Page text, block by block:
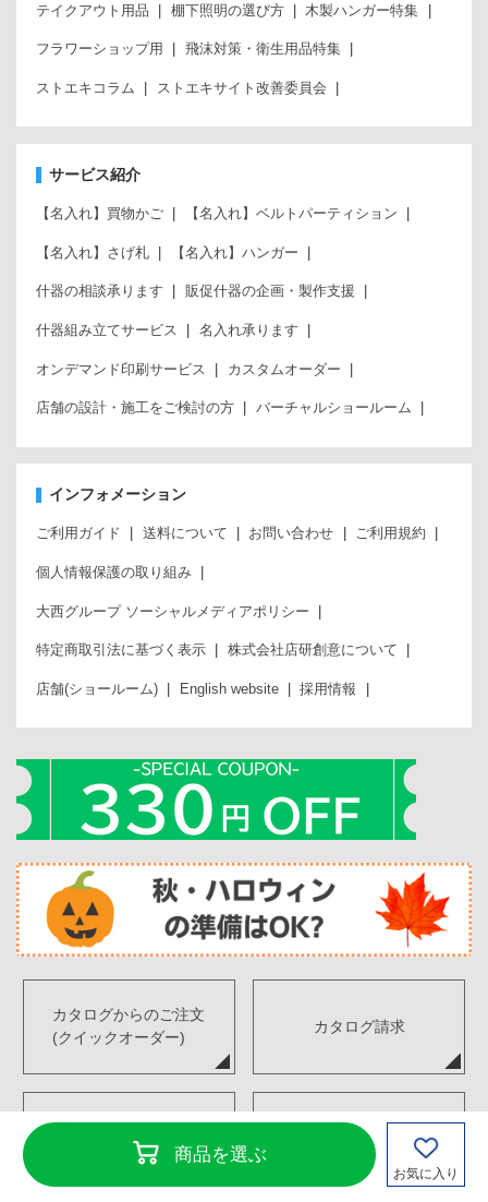
商品を選ぶ
お気に入り
テイクアウト用品 棚下照明の選び方 木製ハンガー特集
フラワーショップ用 飛沫対策・衛生用品特集
ストエキコラム ストエキサイト改善委員会
サービス紹介
【名入れ】買物かご 【名入れ】ベルトパーティション
【名入れ】さげ札 【名入れ】ハンガー
什器の相談承ります 販促什器の企画・製作支援
什器組み立てサービス 名入れ承ります
オンデマンド印刷サービス カスタムオーダー
店舗の設計・施工をご検討の方 バーチャルショールーム
インフォメーション
ご利用ガイド 送料について お問い合わせ ご利用規約
個人情報保護の取り組み
大西グループ ソーシャルメディアポリシー
特定商取引法に基づく表示 株式会社店研創意について
店舗(ショールーム) English website 採用情報
カタログからのご注文
(クイックオーダー)
カタログ請求
デジタルカタログ FAX注文書ダウンロード